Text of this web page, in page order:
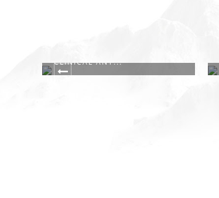
FOREVER EAU DE ...